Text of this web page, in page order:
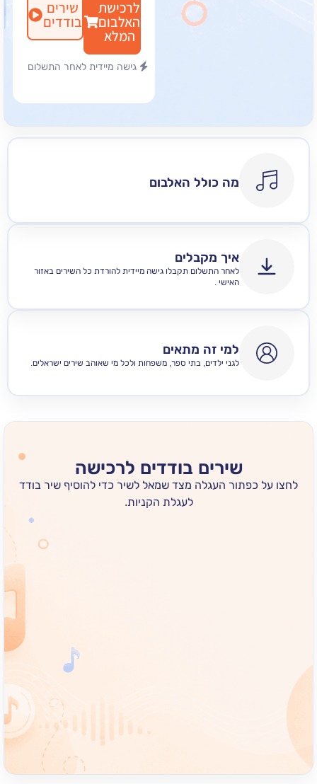
לרכישת
האלבום
שירים
בודדים
גישה מיידית לאחר התשלום
מה כולל האלבום
איך מקבלים
לאחר התשלום תקבלו גישה מיידית להורדת כל השירים באזור
למי זה מתאים
לגני ילדים, בתי ספר, משפחות ולכל מי שאוהב שירים ישראלים.
שירים בודדים לרכישה
כפתור העגלה מצד שמאל לשיר כדי להוסיף שיר בודד
לעגלת הקניות.